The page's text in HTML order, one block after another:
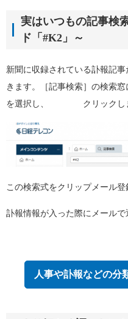
実はいつもの記事検
ド「#K2」～
新聞に収録されている訃報記
きます。［記事検索］の検索
を選択し、 クリックしま
この検索式をクリップメール登
訃報情報が入った際にメールで
人事や訃報などの分